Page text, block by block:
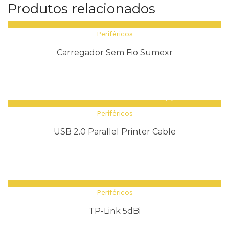
Produtos relacionados
Periféricos
Carregador Sem Fio Sumexr
Periféricos
USB 2.0 Parallel Printer Cable
Periféricos
TP-Link 5dBi